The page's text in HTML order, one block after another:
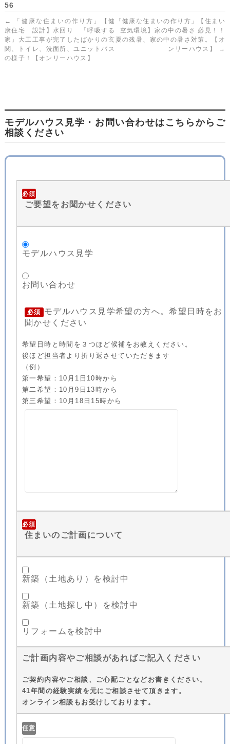
56
←
「健康な住まいの作り方」【健
康住宅 設計】水回り 「呼吸する
家」大工工事が完了したばかりの玄
関、トイレ、洗面所、ユニットバス
の様子！【オンリーハウス】
「健康な住まいの作り方」【住まい
空気環境】家の中の暑さ 必見！！
夏の残暑、家の中の暑さ対策。【オ
ンリーハウス】
→
モデルハウス見学・お問い合わせはこちらからご
相談ください
必須
ご要望をお聞かせください
モデルハウス見学
お問い合わせ
必須
モデルハウス見学希望の方へ。希望日時をお
聞かせください
希望日時と時間を３つほど候補をお教えください。
後ほど担当者より折り返させていただきます
（例）
第一希望：10月1日10時から
第二希望：10月9日13時から
第三希望：10月18日15時から
必須
住まいのご計画について
新築（土地あり）を検討中
新築（土地探し中）を検討中
リフォームを検討中
ご計画内容やご相談があればご記入ください
ご契約内容やご相談、ご心配ごとなどお書きください。
41年間の経験実績を元にご相談させて頂きます。
オンライン相談もお受けしております。
任意